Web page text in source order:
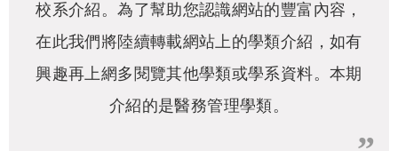
校系介紹。為了幫助您認識網站的豐富內容，
在此我們將陸續轉載網站上的學類介紹，如有
興趣再上網多閱覽其他學類或學系資料。本期
介紹的是醫務管理學類。